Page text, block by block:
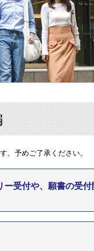
。予めご了承ください。
受付や、願書の受